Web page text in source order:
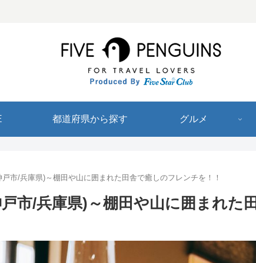
都道府県から探す グルメ
市/兵庫県)～棚田や山に囲まれた田舎で癒しのフレンチを！！
市/兵庫県)～棚田や山に囲まれた田